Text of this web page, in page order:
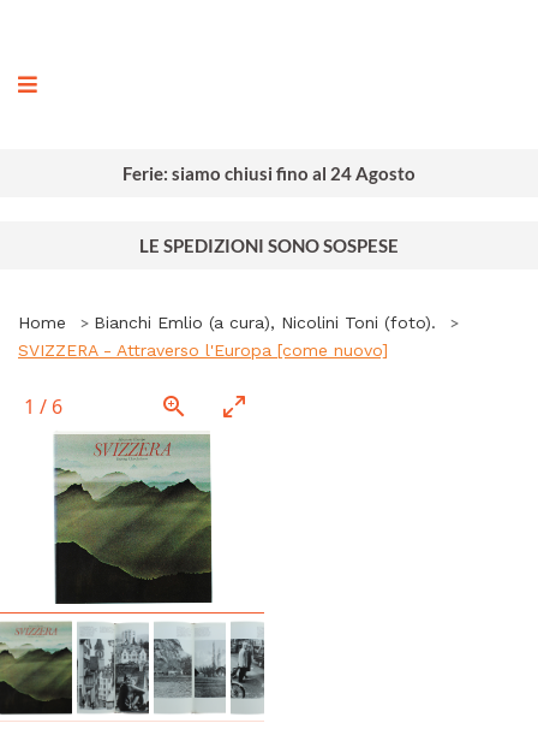
Ferie: siamo chiusi fino al 24 Agosto
LE SPEDIZIONI SONO SOSPESE
Home
Bianchi Emlio (a cura), Nicolini Toni (foto).
SVIZZERA - Attraverso l'Europa [come nuovo]
1 / 6